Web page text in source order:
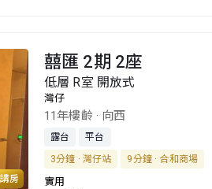
房
囍匯 2期 2座
低層 R室 開放式
灣仔
11年樓齡 · 向西
露台
平台
3分鐘 · 灣仔站
9分鐘 · 合和商場
實用